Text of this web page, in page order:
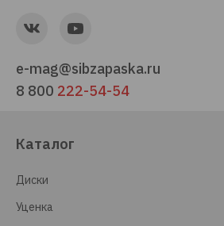
e-mag@sibzapaska.ru
8 800 222-54-54
Каталог
Диски
Уценка